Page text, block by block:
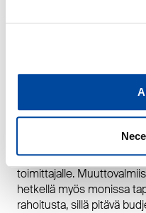
on asiakkaiden tukena
lukitaan
raaka-aineisiin liittyvät
toimittajalle.
hetkellä myös monissa
rahoitusta, sillä pitävä